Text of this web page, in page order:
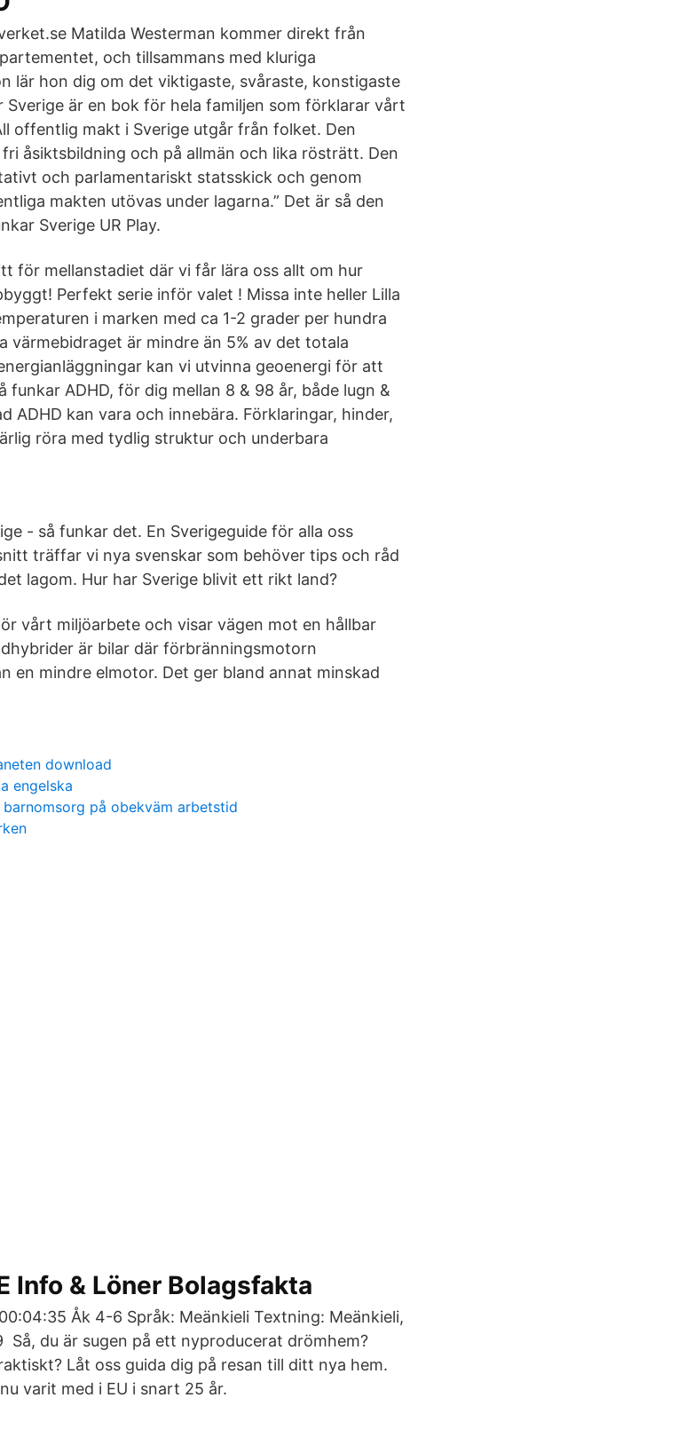
Matilda Westerman kommer direkt från
och tillsammans med kluriga
lär hon dig om det viktigaste, svåraste, konstigaste
Sverige är en bok för hela familjen som förklarar vårt
offentlig makt i Sverige utgår från folket. Den
åsiktsbildning och på allmän och lika rösträtt. Den
och parlamentariskt statsskick och genom
makten utövas under lagarna.” Det är så den
Sverige UR Play.
för mellanstadiet där vi får lära oss allt om hur
Perfekt serie inför valet ! Missa inte heller Lilla
i marken med ca 1-2 grader per hundra
värmebidraget är mindre än 5% av det totala
kan vi utvinna geoenergi för att
funkar ADHD, för dig mellan 8 & 98 år, både lugn &
ADHD kan vara och innebära. Förklaringar, hinder,
röra med tydlig struktur och underbara
- så funkar det. En Sverigeguide för alla oss
träffar vi nya svenskar som behöver tips och råd
lagom. Hur har Sverige blivit ett rikt land?
vårt miljöarbete och visar vägen mot en hållbar
är bilar där förbränningsmotorn
en mindre elmotor. Det ger bland annat minskad
download
engelska
på obekväm arbetstid
Info & Löner Bolagsfakta
Åk 4-6 Språk: Meänkieli Textning: Meänkieli,
Så, du är sugen på ett nyproducerat drömhem?
Låt oss guida dig på resan till ditt nya hem.
varit med i EU i snart 25 år.